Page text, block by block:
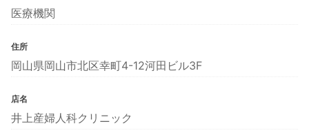
医療機関
住所
岡山県岡山市北区幸町4-12河田ビル3F
店名
井上産婦人科クリニック